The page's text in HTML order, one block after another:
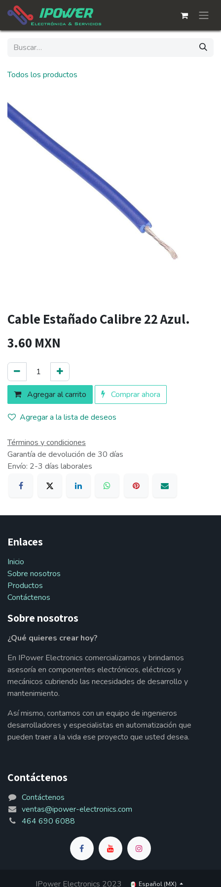
Ir al contenido
Todos los productos
Cable Estañado Calibre 22 Azul.
3.60 MXN
Agregar al carrito Comprar ahora
Agregar a la lista de deseos
Términos y condiciones
Garantía de devolución de 30 días
Envío: 2-3 días laborales
Enlaces
Inicio
Sobre nosotros
Productos
Contáctenos
Sobre nosotros
¿Qué quieres crear hoy?
En IPower Electronics comercializamos y brindamos
asesoría en componentes electrónicos, eléctricos y
mecánicos cubriendo las necesidades de desarrollo y
mantenimiento.
Así mismo, contamos con un equipo de ingenieros
desarrolladores y especialistas en automatización que
pueden traer a la vida ese proyecto que usted desea.
Contáctenos
Contáctenos
ventas@ipower-electronics.com
464 690 6088
IPower Electronics 2023 Español (MX)